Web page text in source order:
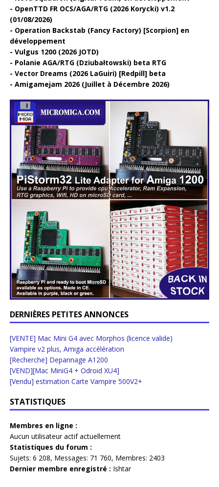
OpenTTD FR OCS/AGA/RTG (2026 Korycki) v1.2
(01/08/2026)
Operation Backstab (Fancy Factory) [Scorpion] en
développement
Vulgus 1200 (2026 JOTD)
Polanie AGA/RTG (Dziubałtowski) beta RTG
Vector Dreams (2026 LaGuiri) [Redpill] beta
Amigamejam 2026 (Juillet à Décembre 2026)
DERNIÈRES PETITES ANNONCES
[VENTE] Mac Mini G4 avec Morphos (licence valide)
Vampire v2 plus, Amiga accélération
[Recherche] Depannage A1200
[VEND][Mac MiniG4 + Odroid XU4]
[Vendu] estimation Carte Vampire 500V2+
STATISTIQUES
Membres en ligne :
Aucun utilisateur actif actuellement
Statistiques du forum :
Sujets: 6 208, Messages: 71 760, Membres: 2403
Dernier membre enregistré : Ishtar